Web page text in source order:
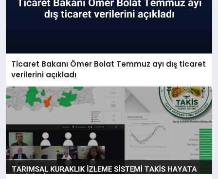
Ticaret Bakanı Ömer Bolat Temmuz ayı dış ticaret
verilerini açıkladı